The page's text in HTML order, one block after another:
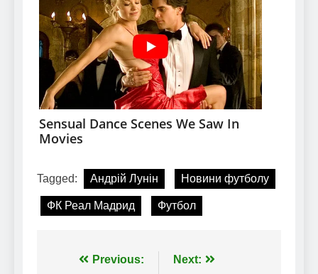
Tagged: Андрій Лунін Новини футболу
ФК Реал Мадрид Футбол
Навігація
Previous: Next: